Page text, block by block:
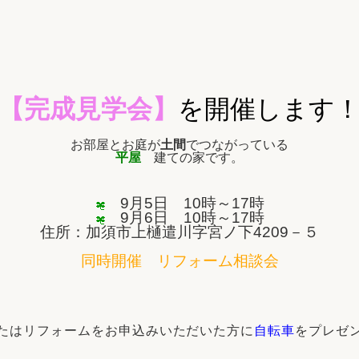
リフォームお役立ち情報
おすすめ情報
【完成見学会】 を開催します！
お部屋とお庭が土間でつながっている
平屋 建ての家です。
9月5日 10時～17時
9月6日 10時～17時
住所：加須市上樋遣川字宮ノ下4209－５
同時開催 リフォーム相談会
はリフォームをお申込みいただいた方に 自転車をプレゼ